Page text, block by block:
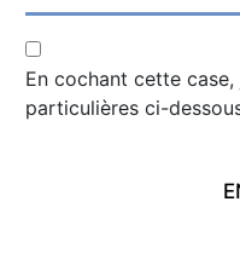
En cochant cette
particulières ci-